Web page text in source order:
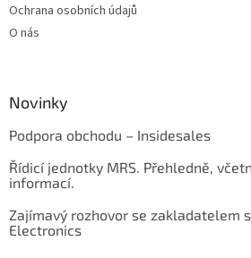
Ochrana osobních údajů
O nás
Novinky
Podpora obchodu – Insidesales
Řídicí jednotky MRS. Přehledně,
informací.
Zajímavý rozhovor se zakladatelem
Electronics